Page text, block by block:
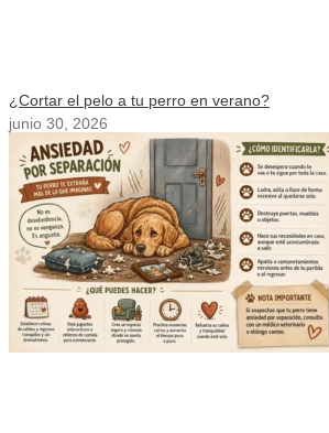
¿Cortar el pelo a tu perro en verano?
junio 30, 2026